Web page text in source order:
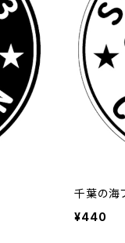
千葉の海
¥440